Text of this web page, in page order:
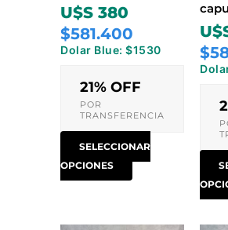
U$S 380
$581.400
Dolar Blue: $1530
21% OFF
POR
TRANSFERENCIA
SELECCIONAR
OPCIONES
página
producto